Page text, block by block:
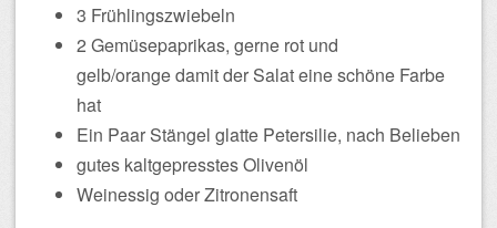
3 Frühlingszwiebeln
2 Gemüsepaprikas, gerne rot und
gelb/orange damit der Salat eine schöne Farbe
hat
Ein Paar Stängel glatte Petersilie, nach Belieben
gutes kaltgepresstes Olivenöl
Weinessig oder Zitronensaft